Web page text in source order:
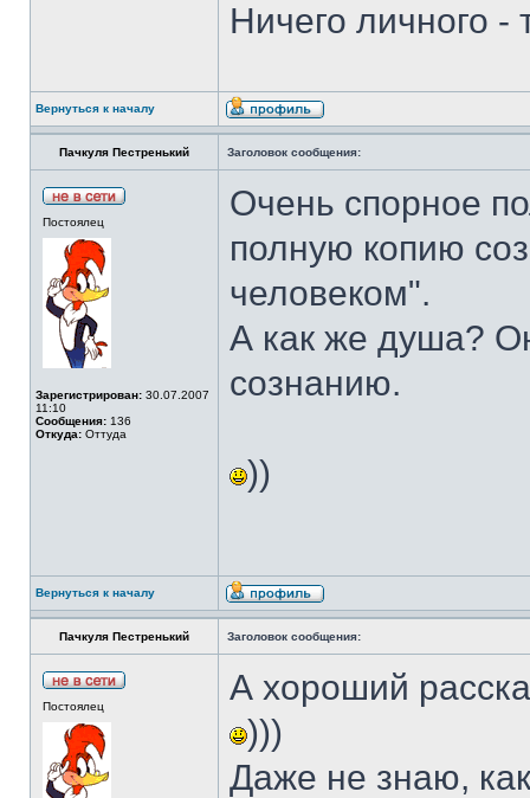
Ничего личного -
Вернуться к началу
Пачкуля Пестренький Заголовок сообщения:
Постоялец
Зарегистрирован: 30.07.2007
11:10
Сообщения: 136
Откуда: Оттуда
Очень спорное
полную копию
человеком".
А как же душа?
сознанию.
))
Вернуться к началу
Пачкуля Пестренький Заголовок сообщения:
Постоялец
А хороший
)))
Даже не знаю,